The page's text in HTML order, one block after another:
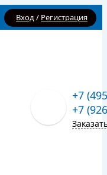
Вход/ Регистрация
+7
+7